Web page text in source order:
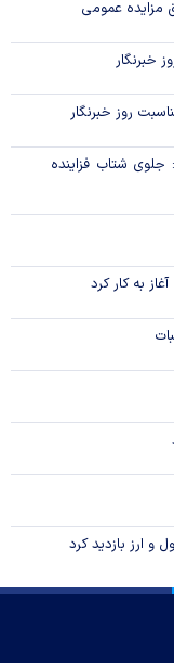
مزایده عمومی
خبرنگار
روز خبرنگار
شتاب فزاینده
به کار کرد
و ارز بازدید کرد